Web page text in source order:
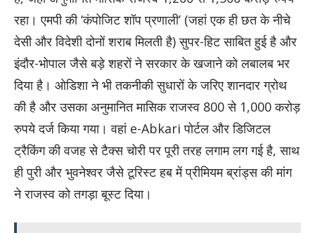
रहा। एमपी की ‘कंपोजिट शॉप प्रणाली’ (जहां एक ही छत के नीचे
देसी और विदेशी दोनों शराब मिलती है) सुपर-हिट साबित हुई है और
इंदौर-भोपाल जैसे बड़े शहरों ने सरकार के खजाने को लबालब भर
दिया है। ओडिशा ने भी तकनीकी सुधारों के जरिए शानदार ग्रोथ
की है और उसका अनुमानित मासिक राजस्व 800 से 1,000 करोड़
रुपये दर्ज किया गया। वहां e-Abkari पोर्टल और डिजिटल
ट्रैकिंग की वजह से टैक्स चोरी पर पूरी तरह लगाम लग गई है, साथ
ही पुरी और भुवनेश्वर जैसे टूरिस्ट हब में प्रीमियम ब्रांड्स की मांग
ने राजस्व को तगड़ा बूस्ट दिया।